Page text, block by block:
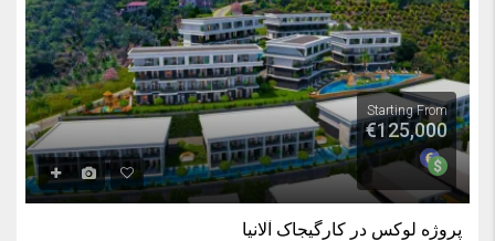
Starting From
€125,000
پروژه لوکس در کارگیجاک آلانیا